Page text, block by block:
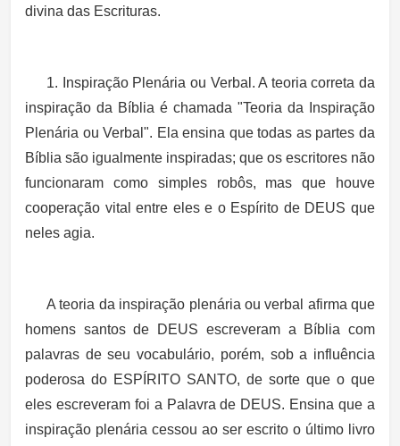
divina das Escrituras.
1. Inspiração Plenária ou Verbal. A teoria correta da
inspiração da Bíblia é chamada "Teoria da Inspiração
Plenária ou Verbal". Ela ensina que todas as partes da
Bíblia são igualmente inspiradas; que os escritores não
funcionaram como simples robôs, mas que houve
cooperação vital entre eles e o Espírito de DEUS que
neles agia.
A teoria da inspiração plenária ou verbal afirma que
homens santos de DEUS escreveram a Bíblia com
palavras de seu vocabulário, porém, sob a influência
poderosa do ESPÍRITO SANTO, de sorte que o que
eles escreveram foi a Palavra de DEUS. Ensina que a
inspiração plenária cessou ao ser escrito o último livro